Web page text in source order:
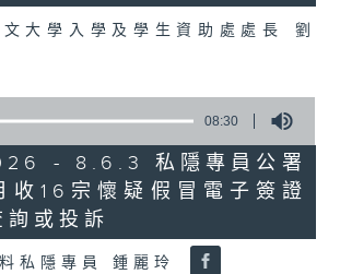
大學入學及學生資助處處長 劉
08:30
- 8.6.3 私隱專員公署
收16宗懷疑假冒電子簽證
詢或投訴
私隱專員 鍾麗玲